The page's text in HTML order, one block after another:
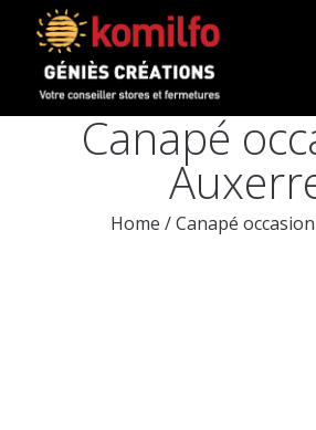
Canapé
Home /Canapé